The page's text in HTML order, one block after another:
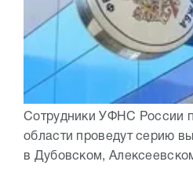
Сотрудники УФНС России
области проведут серию
в Дубовском,